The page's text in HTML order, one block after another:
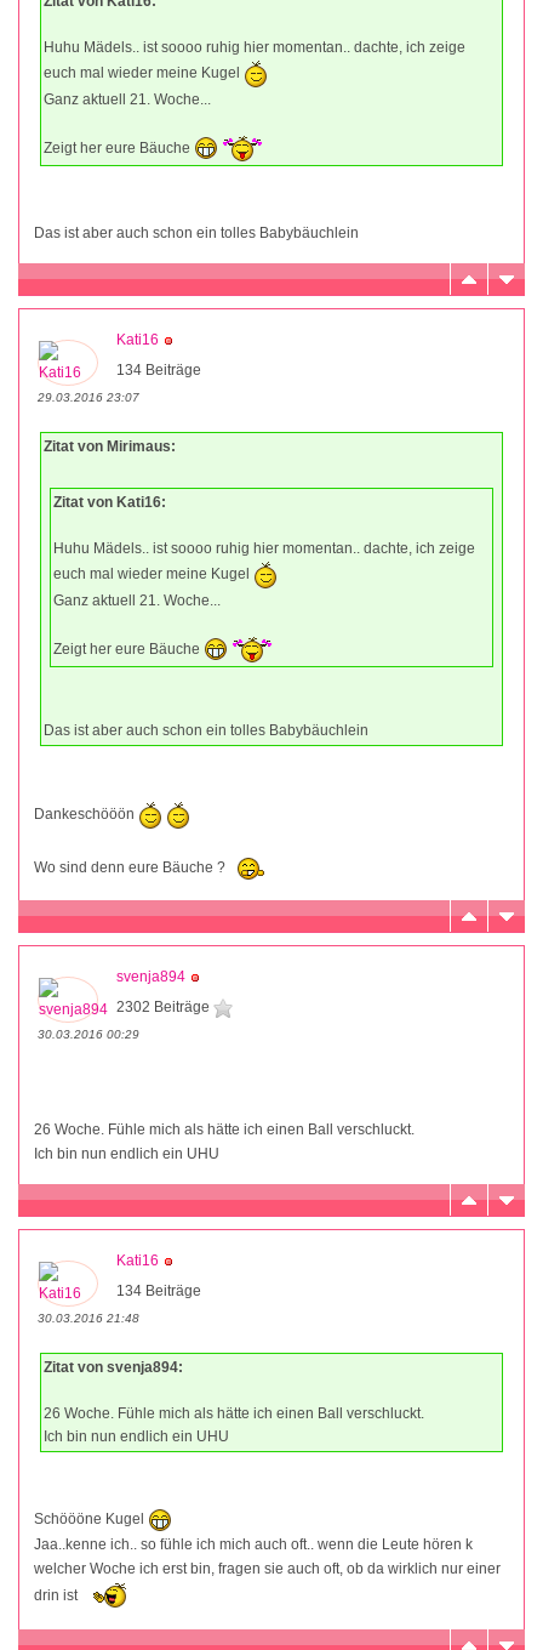
Huhu Mädels.. ist soooo ruhig hier momentan.. dachte, ich zeige
euch mal wieder meine Kugel
Ganz aktuell 21. Woche...
Zeigt her eure Bäuche
Das ist aber auch schon ein tolles Babybäuchlein
Kati16
134 Beiträge
29.03.2016 23:07
Zitat von Mirimaus:
Zitat von Kati16:
Huhu Mädels.. ist soooo ruhig hier momentan.. dachte, ich zeige
euch mal wieder meine Kugel
Ganz aktuell 21. Woche...
Zeigt her eure Bäuche
Das ist aber auch schon ein tolles Babybäuchlein
Dankeschööön
Wo sind denn eure Bäuche ?
svenja894
2302 Beiträge
30.03.2016 00:29
26 Woche. Fühle mich als hätte ich einen Ball verschluckt.
Ich bin nun endlich ein UHU
Kati16
134 Beiträge
30.03.2016 21:48
Zitat von svenja894:
26 Woche. Fühle mich als hätte ich einen Ball verschluckt.
Ich bin nun endlich ein UHU
Schöööne Kugel
Jaa..kenne ich.. so fühle ich mich auch oft.. wenn die Leute hören k
welcher Woche ich erst bin, fragen sie auch oft, ob da wirklich nur einer
drin ist